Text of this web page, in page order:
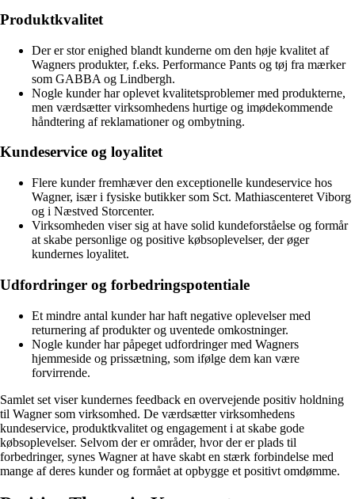
Produktkvalitet
Der er stor enighed blandt kunderne om den høje kvalitet af
Wagners produkter, f.eks. Performance Pants og tøj fra mærker
som GABBA og Lindbergh.
Nogle kunder har oplevet kvalitetsproblemer med produkterne,
men værdsætter virksomhedens hurtige og imødekommende
håndtering af reklamationer og ombytning.
Kundeservice og loyalitet
Flere kunder fremhæver den exceptionelle kundeservice hos
Wagner, især i fysiske butikker som Sct. Mathiascenteret Viborg
og i Næstved Storcenter.
Virksomheden viser sig at have solid kundeforståelse og formår
at skabe personlige og positive købsoplevelser, der øger
kundernes loyalitet.
Udfordringer og forbedringspotentiale
Et mindre antal kunder har haft negative oplevelser med
returnering af produkter og uventede omkostninger.
Nogle kunder har påpeget udfordringer med Wagners
hjemmeside og prissætning, som ifølge dem kan være
forvirrende.
Samlet set viser kundernes feedback en overvejende positiv holdning
til Wagner som virksomhed. De værdsætter virksomhedens
kundeservice, produktkvalitet og engagement i at skabe gode
købsoplevelser. Selvom der er områder, hvor der er plads til
forbedringer, synes Wagner at have skabt en stærk forbindelse med
mange af deres kunder og formået at opbygge et positivt omdømme.